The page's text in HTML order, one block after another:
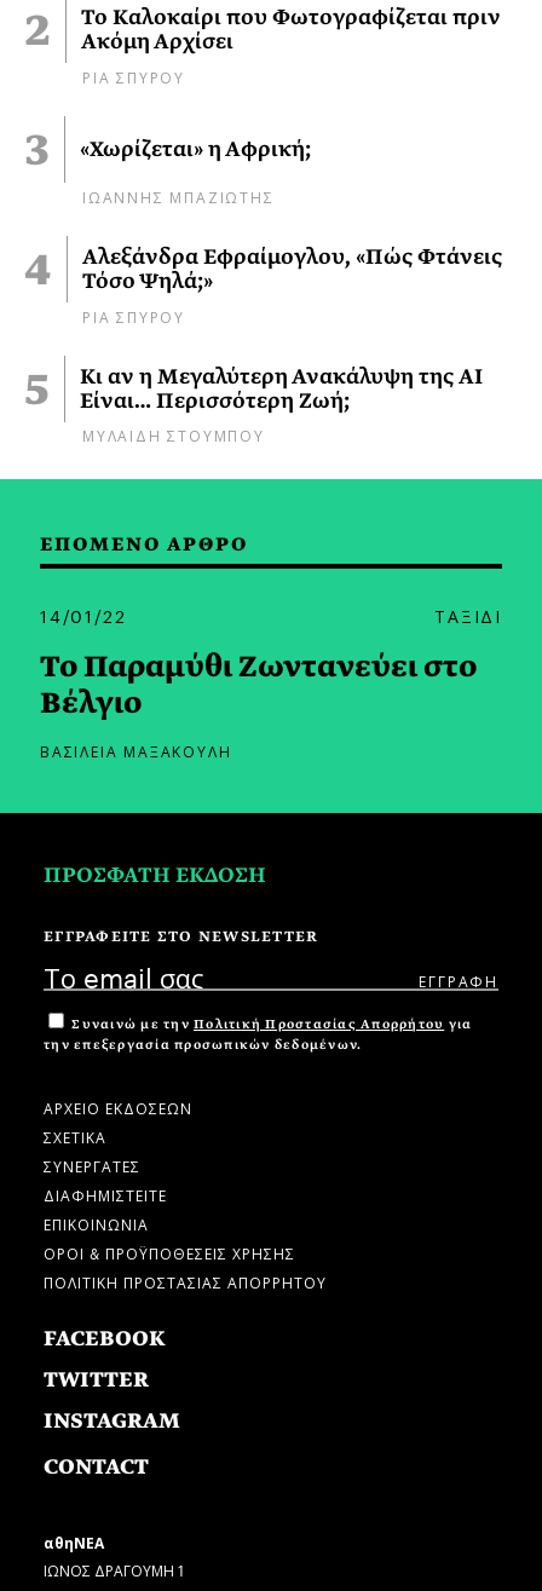
Το Καλοκαίρι που Φωτογραφίζεται πριν
Ακόμη Αρχίσει
ΡΙΑ ΣΠΥΡΟΥ
«Χωρίζεται» η Αφρική;
ΙΩΑΝΝΗΣ ΜΠΑΖΙΩΤΗΣ
Αλεξάνδρα Εφραίμογλου, «Πώς Φτάνεις
Τόσο Ψηλά;»
ΡΙΑ ΣΠΥΡΟΥ
Κι αν η Μεγαλύτερη Ανακάλυψη της AI
Είναι… Περισσότερη Ζωή;
ΜΥΛΑΙΔΗ ΣΤΟΥΜΠΟΥ
ΕΠΟΜΕΝΟ ΑΡΘΡΟ
14/01/22 ΤΑΞΙΔΙ
Το Παραμύθι Ζωντανεύει στο
Βέλγιο
ΒΑΣΙΛΕΙΑ ΜΑΞΑΚΟΥΛΗ
ΠΡΟΣΦΑΤΗ ΕΚΔΟΣΗ
ΕΓΓΡΑΦΕΙΤΕ ΣΤΟ NEWSLETTER
Συναινώ με την Πολιτική Προστασίας Απορρήτου για
την επεξεργασία προσωπικών δεδομένων.
ΑΡΧΕΙΟ ΕΚΔΟΣΕΩΝ
ΣΧΕΤΙΚΑ
ΣΥΝΕΡΓΑΤΕΣ
ΔΙΑΦΗΜΙΣΤΕΙΤΕ
ΕΠΙΚΟΙΝΩΝΙΑ
ΟΡΟΙ & ΠΡΟΫΠΟΘΕΣΕΙΣ ΧΡΗΣΗΣ
ΠΟΛΙΤΙΚΗ ΠΡΟΣΤΑΣΙΑΣ ΑΠΟΡΡΗΤΟΥ
FACEBOOK
TWITTER
INSTAGRAM
CONTACT
αθηΝΕΑ
ΙΩΝΟΣ ΔΡΑΓΟΥΜΗ 1